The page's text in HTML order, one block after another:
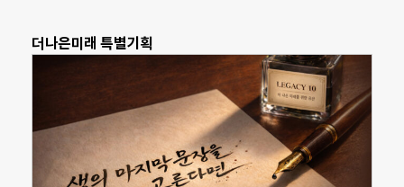
더나은미래 특별기획